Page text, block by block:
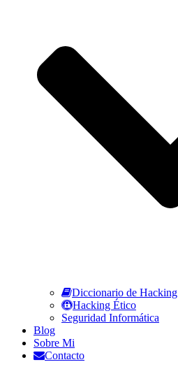
Diccionario de Hacking
Hacking Ético
Seguridad Informática
Blog
Sobre Mi
Contacto